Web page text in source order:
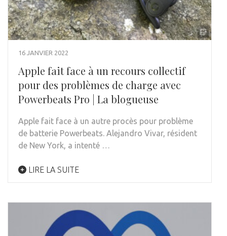
16 JANVIER 2022
Apple fait face à un recours collectif
pour des problèmes de charge avec
Powerbeats Pro | La blogueuse
Apple fait face à un autre procès pour problème
de batterie Powerbeats. Alejandro Vivar, résident
de New York, a intenté …
LIRE LA SUITE